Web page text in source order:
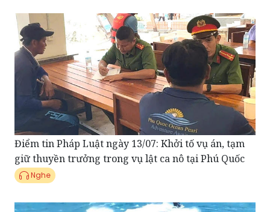
Điểm tin Pháp Luật ngày 13/07: Khởi tố vụ án, tạm
giữ thuyền trưởng trong vụ lật ca nô tại Phú Quốc
Nghe